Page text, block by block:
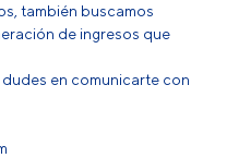
también buscamos
de ingresos que
en comunicarte con